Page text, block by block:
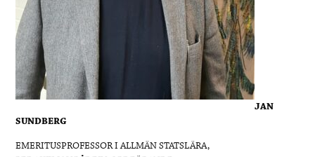
JAN
SUNDBERG
EMERITUSPROFESSOR I ALLMÄN STATSLÄRA,